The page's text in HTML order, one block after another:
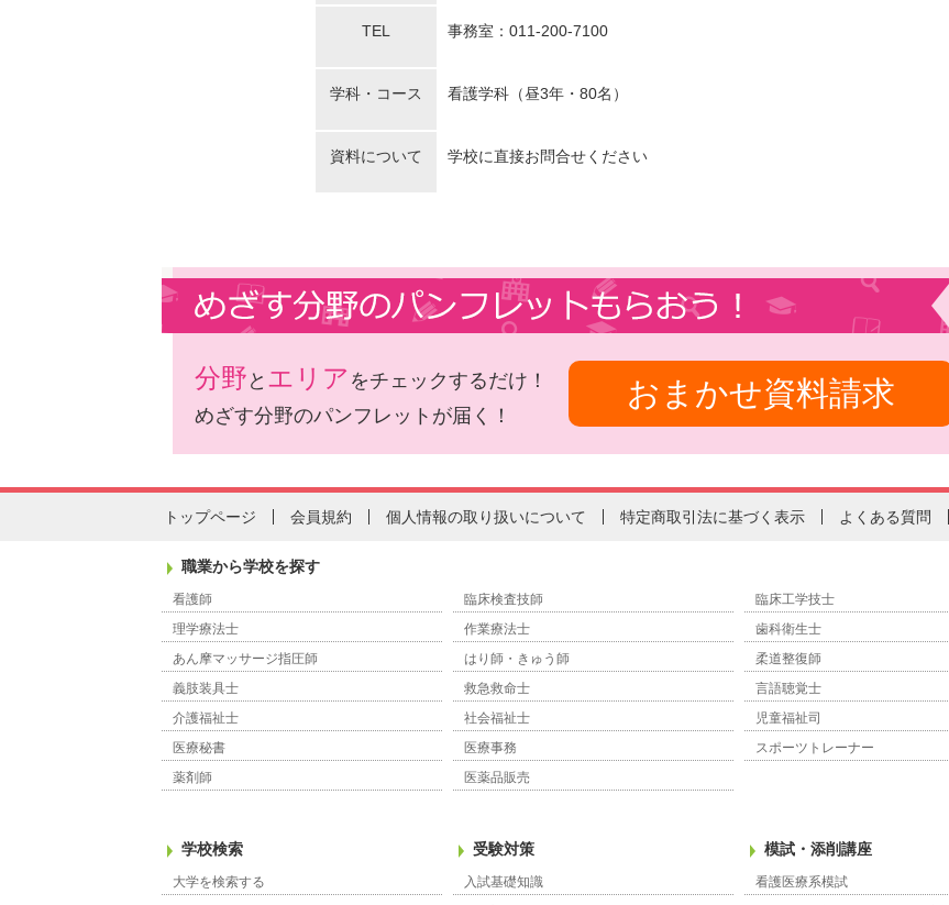
TEL 事務室：011-200-7100
学科・コース 看護学科（昼3年・80名）
資料について 学校に直接お問合せください
分野 と エリア をチェックするだけ！
めざす分野のパンフレットが届く！
おまかせ資料請求
トップページ 会員規約 個人情報の取り扱いについて 特定商取引法に基づく表示 よくある質問
職業から学校を探す
看護師 臨床検査技師 臨床工学技士
理学療法士
作業療法士 歯科衛生士
あん摩マッサージ指圧師
はり師・きゅう師 柔道整復師
義肢装具士
救急救命士 言語聴覚士
介護福祉士
社会福祉士 児童福祉司
医療秘書
医療事務 スポーツトレーナー
薬剤師
医薬品販売
学校検索
大学を検索する
受験対策
入試基礎知識
模試・添削講座
看護医療系模試